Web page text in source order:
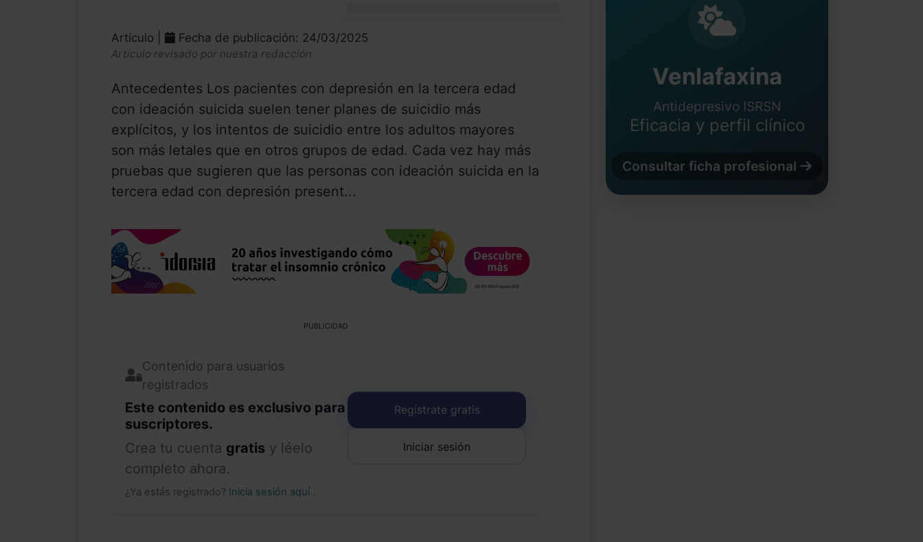
Artículo | Fecha de publicación: 24/03/2025
Artículo revisado por nuestra redacción
Antecedentes Los pacientes con depresión en la tercera edad
con ideación suicida suelen tener planes de suicidio más
explícitos, y los intentos de suicidio entre los adultos mayores
son más letales que en otros grupos de edad. Cada vez hay más
pruebas que sugieren que las personas con ideación suicida en la
tercera edad con depresión present...
PUBLICIDAD
Contenido para usuarios
registrados
Este contenido es exclusivo para
suscriptores.
Crea tu cuenta gratis y léelo
completo ahora.
¿Ya estás registrado? Inicia sesión aquí .
Regístrate gratis
Iniciar sesión
Venlafaxina
Antidepresivo ISRSN
Eficacia y perfil clínico
Consultar ficha profesional